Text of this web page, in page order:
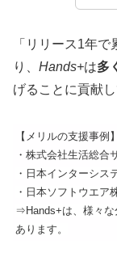
「リリース1年
り、 Hands+は多
げることに貢献し
【メリルの支援事例】
・株式会社生活総合
・日本インターシス
・日本ソフトウエア
⇒Hands+は、様々な
あります。